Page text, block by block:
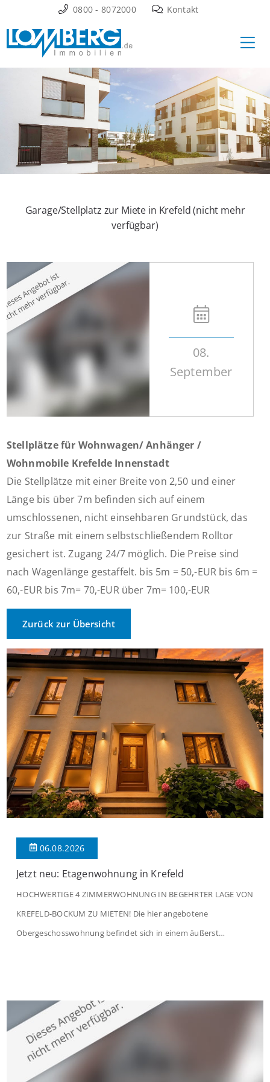
Inhalt
springen
0800 - 8072000 Kontakt
Garage/Stellplatz zur Miete in Krefeld (nicht mehr
verfügbar)
08.
September
Stellplätze für Wohnwagen/ Anhänger /
Wohnmobile Krefelde Innenstadt
Die Stellplätze mit einer Breite von 2,50 und einer
Länge bis über 7m befinden sich auf einem
umschlossenen, nicht einsehbaren Grundstück, das
zur Straße mit einem selbstschließendem Rolltor
gesichert ist. Zugang 24/7 möglich. Die Preise sind
nach Wagenlänge gestaffelt. bis 5m = 50,-EUR bis 6m =
60,-EUR bis 7m= 70,-EUR über 7m= 100,-EUR
Zurück zur Übersicht
06.08.2026
Jetzt neu: Etagenwohnung in Krefeld
HOCHWERTIGE 4 ZIMMERWOHNUNG IN BEGEHRTER LAGE VON
KREFELD-BOCKUM ZU MIETEN! Die hier angebotene
Obergeschosswohnung befindet sich in einem äußerst
großzügige Räume und eine hochwertige Ausstattung, die
modernen Wohnkomfort mit einem stilvollen Ambiente
verbindet. Der […]